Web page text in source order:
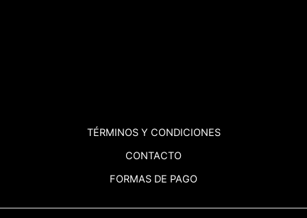
TÉRMINOS Y CONDICIONES
CONTACTO
FORMAS DE PAGO